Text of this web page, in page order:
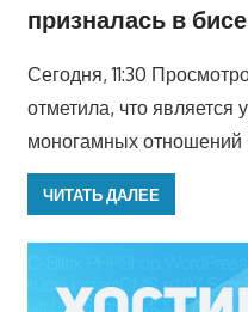
призналась в
Сегодня, 11:30
отметила, что
моногамных отношений
ЧИТАТЬ ДАЛЕЕ